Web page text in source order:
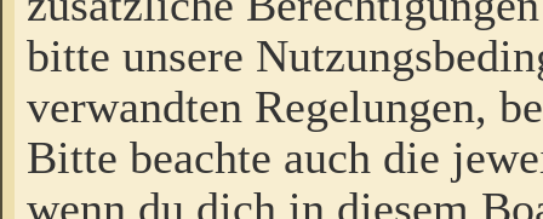
bitte unsere
verwandten Regelungen,
Bitte beachte auch die
wenn du dich in diesem